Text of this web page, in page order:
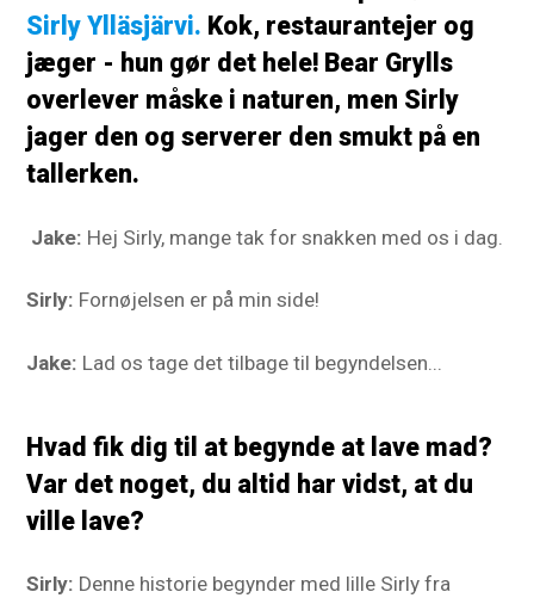
Sirly Ylläsjärvi. Kok, restaurantejer og
jæger - hun gør det hele! Bear Grylls
overlever måske i naturen, men Sirly
jager den og serverer den smukt på en
tallerken.
Jake: Hej Sirly, mange tak for snakken med os i dag.
Sirly: Fornøjelsen er på min side!
Jake: Lad os tage det tilbage til begyndelsen...
Hvad fik dig til at begynde at lave mad?
Var det noget, du altid har vidst, at du
ville lave?
Sirly: Denne historie begynder med lille Sirly fra